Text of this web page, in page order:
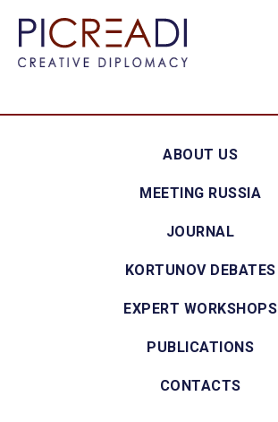
ABOUT US
MEETING RUSSIA
JOURNAL
KORTUNOV DEBATES
EXPERT WORKSHOPS
PUBLICATIONS
CONTACTS